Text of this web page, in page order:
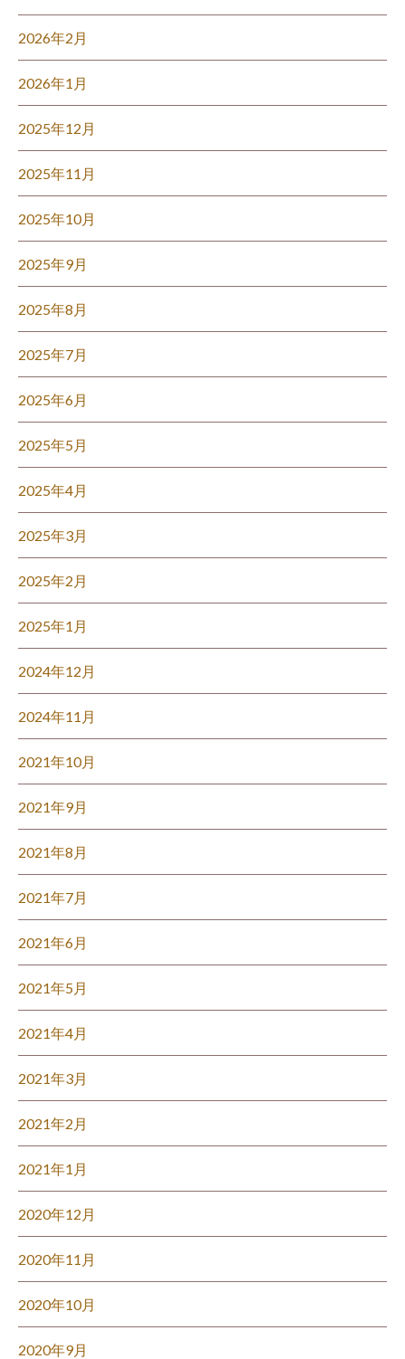
2026年2月
2026年1月
2025年12月
2025年11月
2025年10月
2025年9月
2025年8月
2025年7月
2025年6月
2025年5月
2025年4月
2025年3月
2025年2月
2025年1月
2024年12月
2024年11月
2021年10月
2021年9月
2021年8月
2021年7月
2021年6月
2021年5月
2021年4月
2021年3月
2021年2月
2021年1月
2020年12月
2020年11月
2020年10月
2020年9月